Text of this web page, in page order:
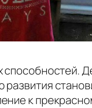
к